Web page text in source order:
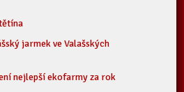
jarmek ve Valašských
nejlepší ekofarmy za rok